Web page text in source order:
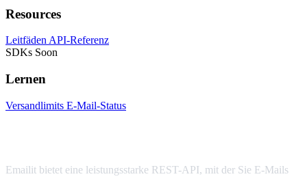
Resources
Leitfäden API-Referenz
SDKs Soon
Lernen
Versandlimits E-Mail-Status
Emailit bietet eine leistungsstarke REST-API, mit der Sie E-Mails